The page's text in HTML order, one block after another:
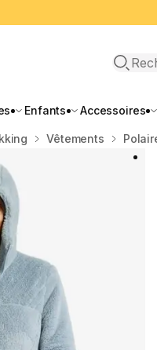
Enfants Accessoires
Vêtements